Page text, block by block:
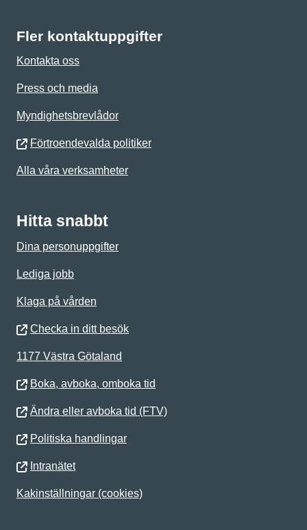
Fler kontaktuppgifter
Kontakta oss
Press och media
Myndighetsbrevlådor
Förtroendevalda politiker
Alla våra verksamheter
Hitta snabbt
Dina personuppgifter
Lediga jobb
Klaga på vården
Checka in ditt besök
1177 Västra Götaland
Boka, avboka, omboka tid
Ändra eller avboka tid (FTV)
Politiska handlingar
Intranätet
Kakinställningar (cookies)